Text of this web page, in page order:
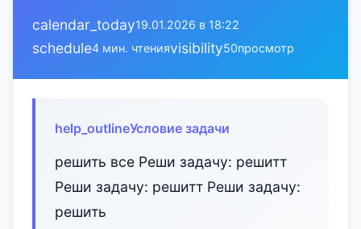
calendar_today19.01.2026 в 18:22
schedule4 мин. чтенияvisibility50просмотр
help_outlineУсловие задачи
решить все Реши задачу: решитт
Реши задачу: решитт Реши задачу:
решить